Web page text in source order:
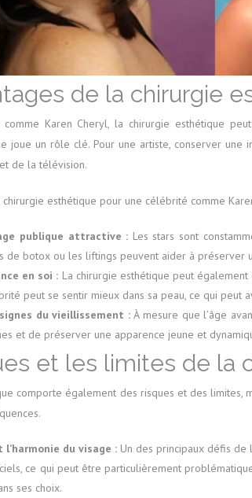
de la chirurgie
Karen Cheryl, la chirurgie esthétique
joue un rôle clé. Pour une artiste, conserver
de la télévision.
chirurgie esthétique pour une célébrité comme
publique attractive : Les stars sont
de botox ou les liftings peuvent aider à préserver
en soi : La chirurgie esthétique peut
peut se sentir mieux dans sa peau, ce qui peut
du vieillissement :À mesure que l’âge
et de préserver une apparence jeune et
et les limites de la
comporte également des risques et des
l’harmonie du visage : Un des principaux défis de
ce qui peut être particulièrement
ses choix.